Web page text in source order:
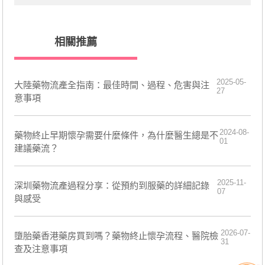
相關推薦
大陸藥物流產全指南：最佳時間、過程、危害與注
意事項
2025-05-
27
藥物終止早期懷孕需要什麼條件，為什麼醫生總是不
建議藥流？
2024-08-
01
深圳藥物流產過程分享：從預約到服藥的詳細記錄
與感受
2025-11-
07
墮胎藥香港藥房買到嗎？藥物終止懷孕流程、醫院檢
查及注意事項
2026-07-
31